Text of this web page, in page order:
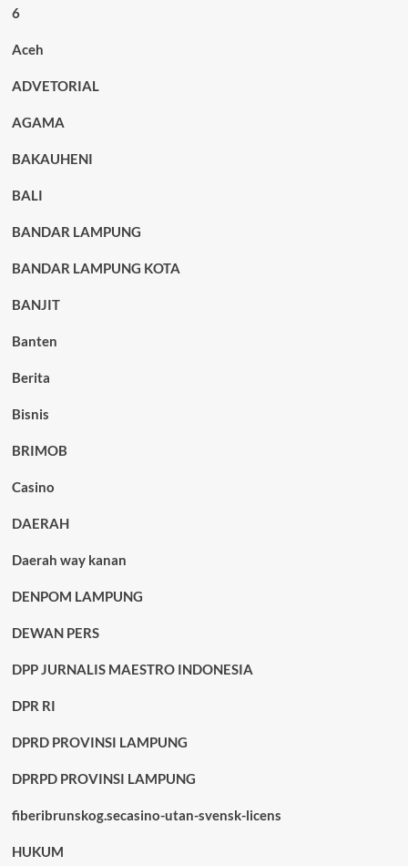
6
Aceh
ADVETORIAL
AGAMA
BAKAUHENI
BALI
BANDAR LAMPUNG
BANDAR LAMPUNG KOTA
BANJIT
Banten
Berita
Bisnis
BRIMOB
Casino
DAERAH
Daerah way kanan
DENPOM LAMPUNG
DEWAN PERS
DPP JURNALIS MAESTRO INDONESIA
DPR RI
DPRD PROVINSI LAMPUNG
DPRPD PROVINSI LAMPUNG
fiberibrunskog.secasino-utan-svensk-licens
HUKUM